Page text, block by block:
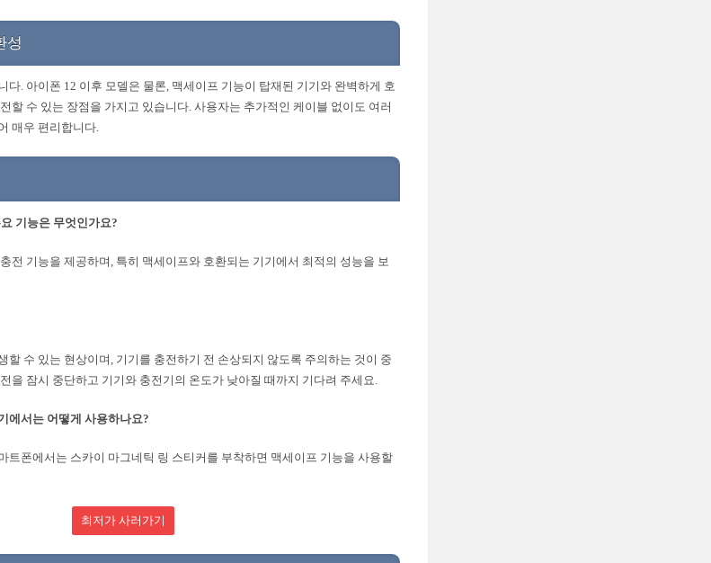
성
다. 아이폰 12 이후 모델은 물론, 맥세이프 기능이 탑재된 기기와 완벽하게 호
할 수 있는 장점을 가지고 있습니다. 사용자는 추가적인 케이블 없이도 여러
매우 편리합니다.
기능은 무엇인가요?
전 기능을 제공하며, 특히 맥세이프와 호환되는 기기에서 최적의 성능을 보
할 수 있는 현상이며, 기기를 충전하기 전 손상되지 않도록 주의하는 것이 중
을 잠시 중단하고 기기와 충전기의 온도가 낮아질 때까지 기다려 주세요.
에서는 어떻게 사용하나요?
트폰에서는 스카이 마그네틱 링 스티커를 부착하면 맥세이프 기능을 사용할
최저가 사러가기